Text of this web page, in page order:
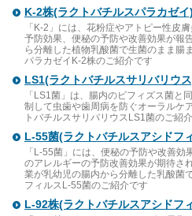
K-2株(ラクトバチルスパラカゼ
「K-2」には、花粉症やアトピー性皮
予防効果、便秘の予防や改善効果が報
ら分離した植物乳酸菌で生菌のまま腸
パラカゼイK-2株のご紹介です
LS1(ラクトバチルスサリバリウ
「LS1菌」は、腸内のビフィズス菌と
制して虫歯や歯周病を防ぐオーラルケ
トバチルスサリバリウスLS1菌のご紹
L-55菌(ラクトバチルスアシド
「L-55菌」には、便秘の予防や改善
のアレルギーの予防改善効果が期待さ
業が乳幼児の腸内から分離した乳酸菌
フィルスL-55菌のご紹介です
L-92株(ラクトバチルスアシドフ